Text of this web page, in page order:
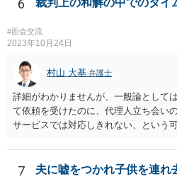
ネガティブな評価を付けられるので、
6
#面会交流
2023年10月24日
村山 大基 弁護士
詳細がわかりませんが、一般論として
て依頼を受けたのに、代理人立ち会い
サービスでは対応しきれない、という
というのは 代理人の同意がない以上、
あくまでネットで断片的に事情をお聞
7 夫に嘘をつかれ子供を連れ